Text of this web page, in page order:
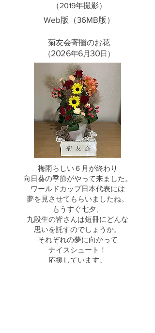
​（2019年撮影）
Web版（36MB版）
菊友会寄贈のお花
​（2026年6月30日）
梅雨らしい６月が終わり
向日葵の季節がやって来ました。
ワールドカップ日本代表には
夢を見させてもらいましたね。
もうすぐ七夕、
九段生の皆さんは短冊にどんな
思いを託すのでしょうか。
それぞれの夢に向かって
ナイスシュート！
応援しています。